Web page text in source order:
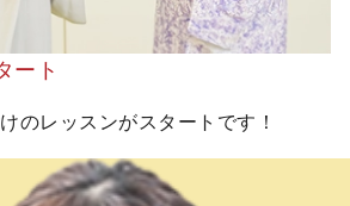
ート
のレッスンがスタートです！